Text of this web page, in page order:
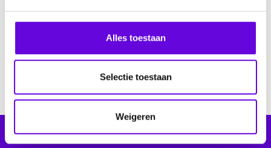
Alles toestaan
Selectie toestaan
Weigeren
persoonlijk bedankje naar iedereen die in jouw bus gedoneerd